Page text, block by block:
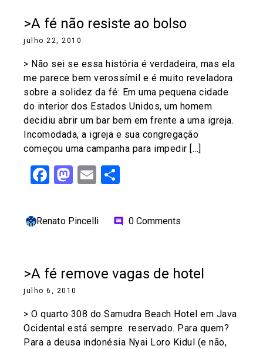
>A fé não resiste ao bolso
julho 22, 2010
> Não sei se essa história é verdadeira, mas ela
me parece bem verossímil e é muito reveladora
sobre a solidez da fé: Em uma pequena cidade
do interior dos Estados Unidos, um homem
decidiu abrir um bar bem em frente a uma igreja.
Incomodada, a igreja e sua congregação
começou uma campanha para impedir […]
Facebook
Mastodon
Email
Renato Pincelli comment 0 Comments
>A fé remove vagas de hotel
julho 6, 2010
> O quarto 308 do Samudra Beach Hotel em Java
Ocidental está sempre reservado. Para quem?
Para a deusa indonésia Nyai Loro Kidul (e não,